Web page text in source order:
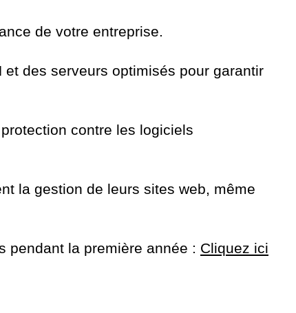
de votre entreprise.
des serveurs optimisés pour garantir
contre les logiciels
la gestion de leurs sites web, même
pendant la première année : Cliquez ici